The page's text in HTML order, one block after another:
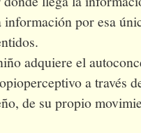
información por esa
adquiere el
a través
de su propio